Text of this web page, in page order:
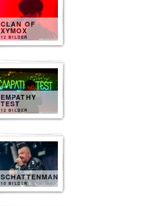
CLAN OF
XYMOX
12 BILDER
EMPATHY
TEST
12 BILDER
SCHATTENMANN
10 BILDER